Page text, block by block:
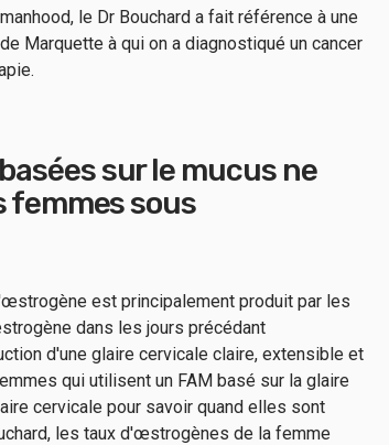
le Dr Bouchard a fait référence à une
Marquette à qui on a diagnostiqué un cancer
sur le mucus ne
femmes sous
est principalement produit par les
dans les jours précédant
d'une glaire cervicale claire, extensible et
qui utilisent un FAM basé sur la glaire
cervicale pour savoir quand elles sont
les taux d'œstrogènes de la femme